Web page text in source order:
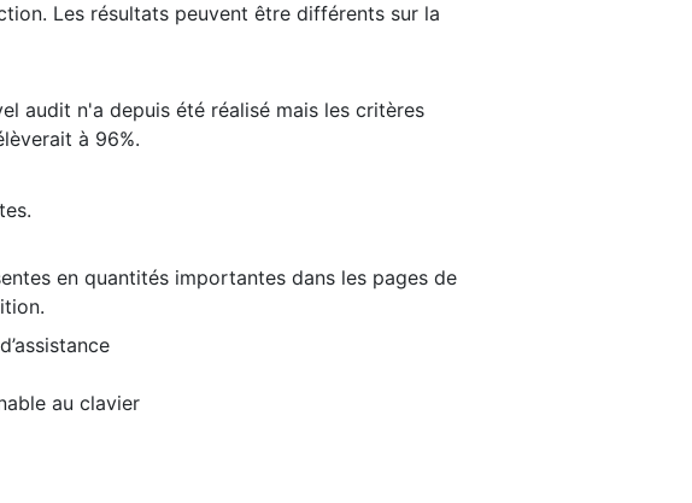
Les résultats peuvent être différents sur la
audit n'a depuis été réalisé mais les critères
à 96%.
en quantités importantes dans les pages de
au clavier